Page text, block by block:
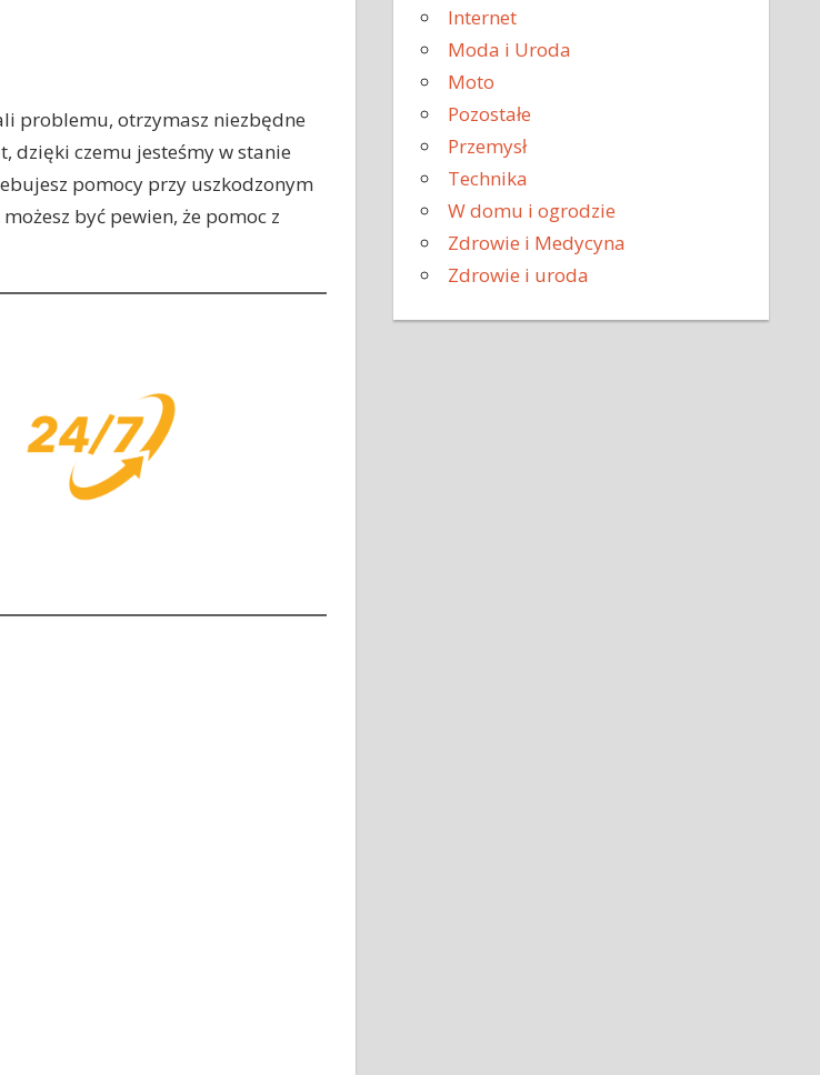
problemu, otrzymasz niezbędne
dzięki czemu jesteśmy w stanie
pomocy przy uszkodzonym
być pewien, że pomoc z
Internet
Moda i Uroda
Moto
Pozostałe
Przemysł
Technika
W domu i ogrodzie
Zdrowie i Medycyna
Zdrowie i uroda